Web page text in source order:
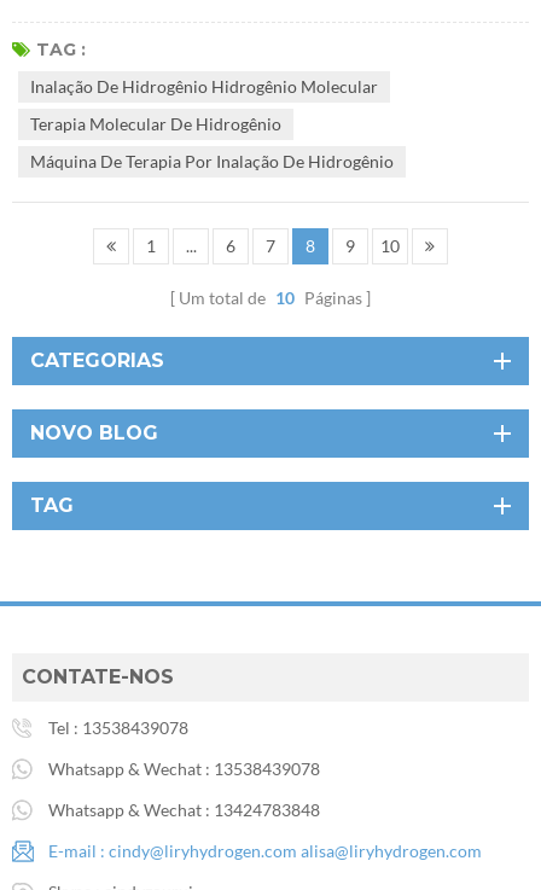
talento natural, as capacidades de recuperação científica tornaram-
se um fator crucial para determinar o desempenho competitivo e a
discretamen...
TAG :
Inalação De Hidrogênio Hidrogênio Molecular
Terapia Molecular De Hidrogênio
Máquina De Terapia Por Inalação De Hidrogênio
1 ... 6 7 8 9 10
Um total de 10 Páginas
CATEGORIAS
NOVO BLOG
TAG
CONTATE-NOS
Tel : 13538439078
Whatsapp & Wechat : 13538439078
Whatsapp & Wechat : 13424783848
E-mail : cindy@liryhydrogen.com alisa@liryhydrogen.com